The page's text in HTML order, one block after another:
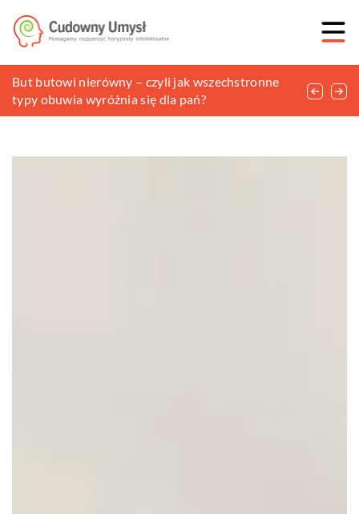
Rodzaje wózków, które sprawdzą się przy każdym
dziecku
But butowi nierówny – czyli jak wszechstronne
typy obuwia wyróżnia się dla pań?
Jakie są najczęściej spotykane grzyby lecznicze i
jak się je stosuje?